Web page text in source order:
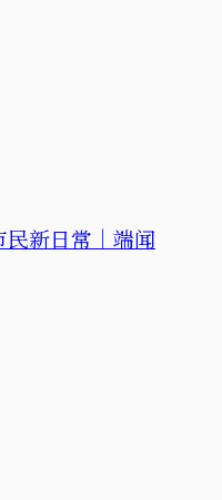
民新日常｜端闻